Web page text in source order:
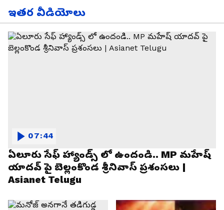
ఇతర వీడియోలు
ఏలూరు సేఫ్ హ్యాండ్స్ లో ఉందండి.. MP మహేష్
యాదవ్ పై బెల్లంకొండ శ్రీనివాస్ ప్రశంసలు |
Asianet Telugu
07:44